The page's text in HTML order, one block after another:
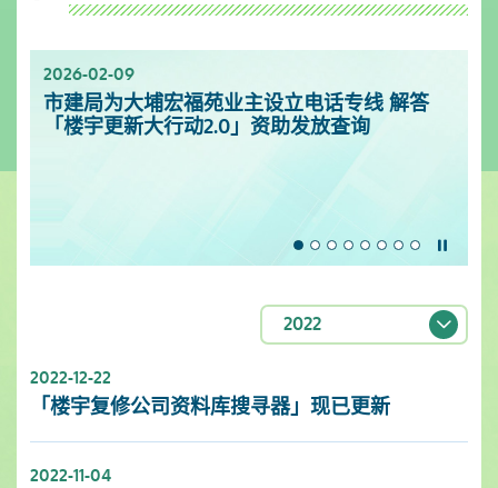
2026-02-09
市建局为大埔宏福苑业主设立电话专线 解答
「楼宇更新大行动2.0」资助发放查询
2025-11-18
新影片上架✨- 楼宇保养之道
2025-10-13
服务升级！楼宇复修资源中心延长开放时间
[周一至周日]
2025-09-30
「楼宇复修公司资料库」已於2025年9月更新
2025-06-27
「楼宇复修公司资料库」已於2025年6月更新
2025-03-25
「楼宇复修公司资料库」已於2025年3月更新
2025-01-10
市区更新电视特辑
2024-12-31
「楼宇复修公司资料库」已於2024年12月更新
2022
2022-12-22
「楼宇复修公司资料库搜寻器」现已更新
2022-11-04